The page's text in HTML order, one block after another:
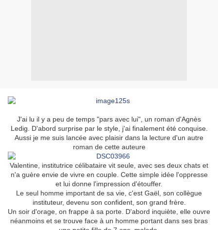
J'ai lu il y a peu de temps "pars avec lui", un roman d'Agnès
Ledig. D'abord surprise par le style, j'ai finalement été conquise.
Aussi je me suis lancée avec plaisir dans la lecture d'un autre
roman de cette auteure
Valentine, institutrice célibataire vit seule, avec ses deux chats et
n'a guère envie de vivre en couple. Cette simple idée l'oppresse
et lui donne l'impression d'étouffer.
Le seul homme important de sa vie, c'est Gaël, son collègue
instituteur, devenu son confident, son grand frère.
Un soir d'orage, on frappe à sa porte. D'abord inquiète, elle ouvre
néanmoins et se trouve face à un homme portant dans ses bras